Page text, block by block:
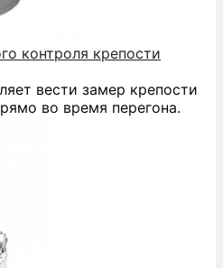
контроля крепости
вести замер крепости
во время перегона.